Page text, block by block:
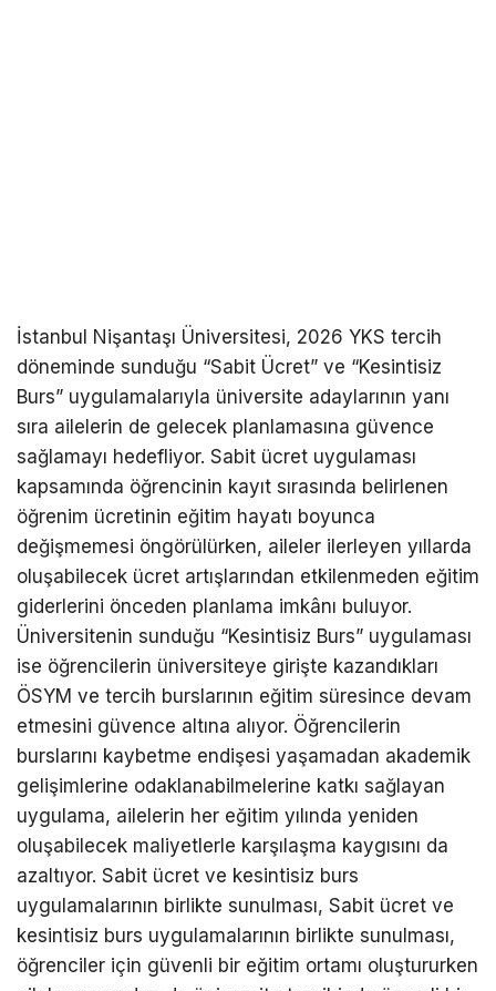
İstanbul Nişantaşı Üniversitesi, 2026 YKS tercih
döneminde sunduğu “Sabit Ücret” ve “Kesintisiz
Burs” uygulamalarıyla üniversite adaylarının yanı
sıra ailelerin de gelecek planlamasına güvence
sağlamayı hedefliyor. Sabit ücret uygulaması
kapsamında öğrencinin kayıt sırasında belirlenen
öğrenim ücretinin eğitim hayatı boyunca
değişmemesi öngörülürken, aileler ilerleyen yıllarda
oluşabilecek ücret artışlarından etkilenmeden eğitim
giderlerini önceden planlama imkânı buluyor.
Üniversitenin sunduğu “Kesintisiz Burs” uygulaması
ise öğrencilerin üniversiteye girişte kazandıkları
ÖSYM ve tercih burslarının eğitim süresince devam
etmesini güvence altına alıyor. Öğrencilerin
burslarını kaybetme endişesi yaşamadan akademik
gelişimlerine odaklanabilmelerine katkı sağlayan
uygulama, ailelerin her eğitim yılında yeniden
oluşabilecek maliyetlerle karşılaşma kaygısını da
azaltıyor. Sabit ücret ve kesintisiz burs
uygulamalarının birlikte sunulması, Sabit ücret ve
kesintisiz burs uygulamalarının birlikte sunulması,
öğrenciler için güvenli bir eğitim ortamı oluştururken